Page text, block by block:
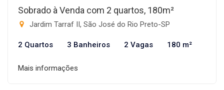
Sobrado à Venda com 2 quartos, 180m²
Jardim Tarraf II, São José do Rio Preto-SP
2 Quartos 3 Banheiros 2 Vagas 180 m²
Mais informações